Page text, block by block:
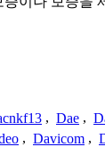
, Dae ,
, Davicom ,